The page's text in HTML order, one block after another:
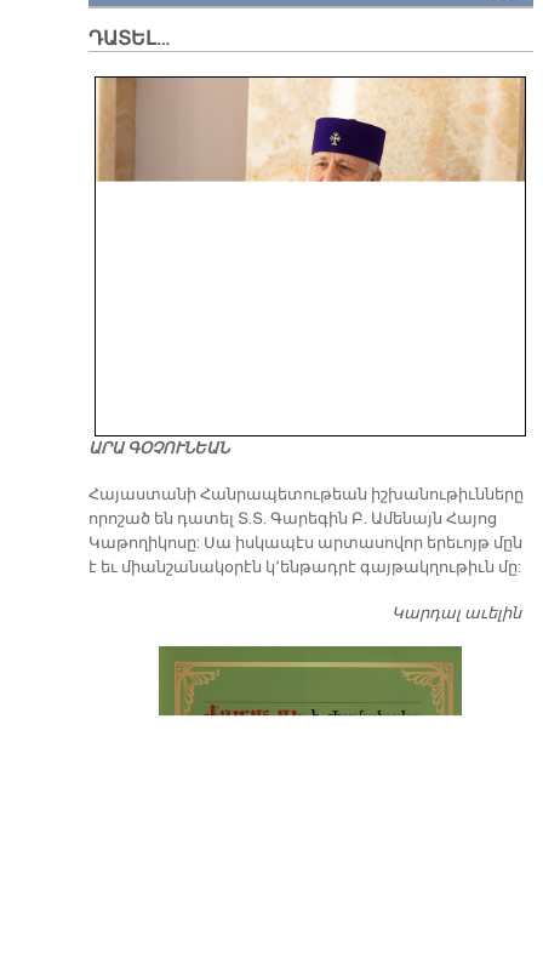
ԴԱՏԵԼ…
ԱՐԱ ԳՕՉՈՒՆԵԱՆ
​Հայաստանի Հանրապետութեան իշխանութիւնները
որոշած են դատել Տ.Տ. Գարեգին Բ. Ամենայն Հայոց
Կաթողիկոսը: Սա իսկապէս արտասովոր երեւոյթ մըն
է եւ միանշանակօրէն կ՚ենթադրէ գայթակղութիւն մը:
Կարդալ աւելին